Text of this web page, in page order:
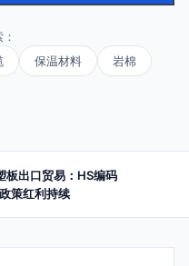
保温材料 岩棉
板出口贸易：HS编码
策红利持续